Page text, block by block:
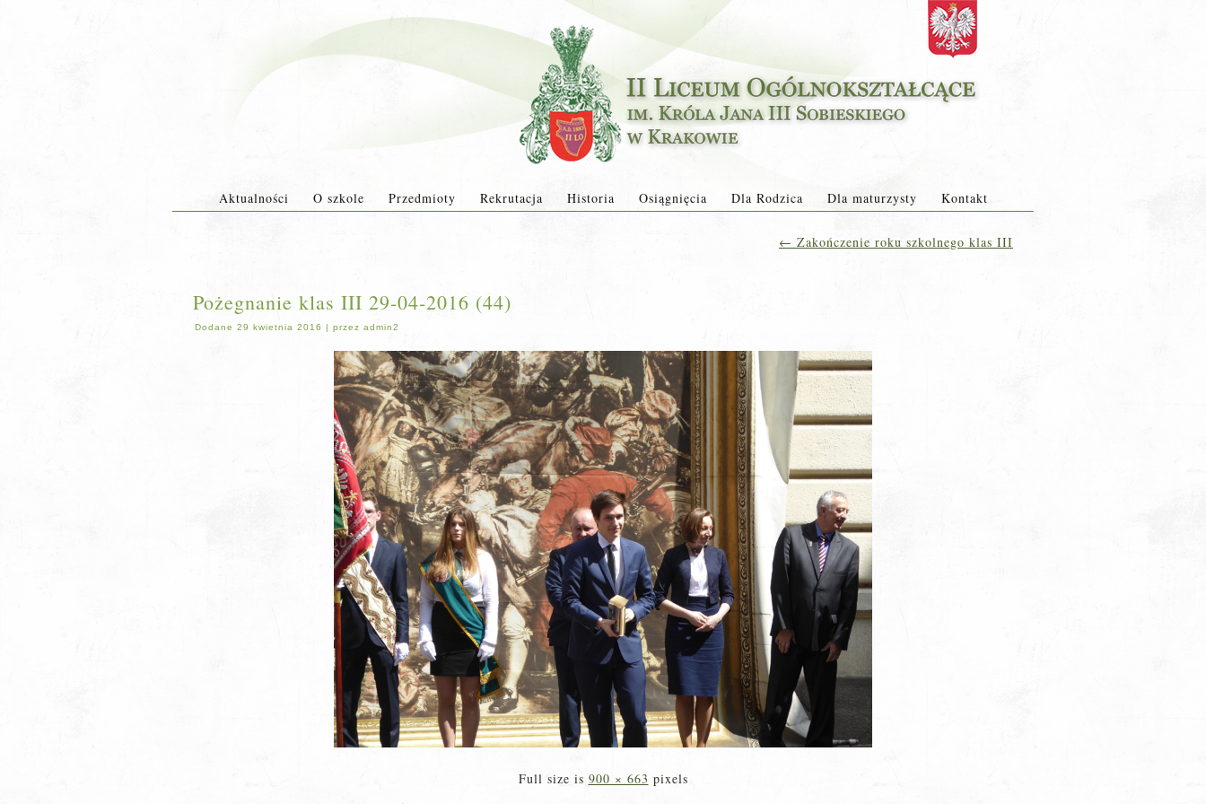
Aktualności O szkole Przedmioty Rekrutacja Historia Osiągnięcia Dla Rodzica Dla maturzysty Kontakt
← Zakończenie roku szkolnego klas III
Pożegnanie klas III 29-04-2016 (44)
Dodane 29 kwietnia 2016 | przez admin2
Full size is 900 × 663 pixels